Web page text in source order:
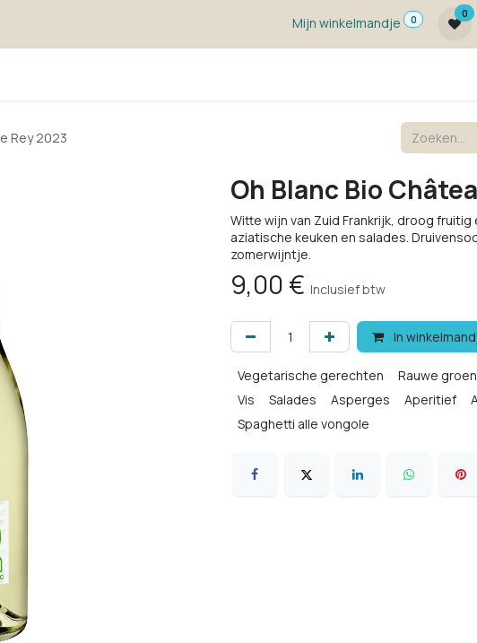
Mijn winkelmandje
0
0
Rey 2023
Oh Blanc Bio
Witte wijn van Zuid Frankrijk, droog
aziatische keuken en salades.
zomerwijntje.
9,00 € Inclusief btw
In
Vegetarische gerechten Rauwe
Vis
Salades Asperges Aperitief
Spaghetti alle vongole